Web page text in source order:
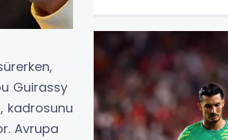
Guirassy
kadrosunu
Avrupa